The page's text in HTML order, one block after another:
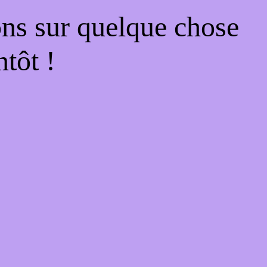
sur quelque chose
!